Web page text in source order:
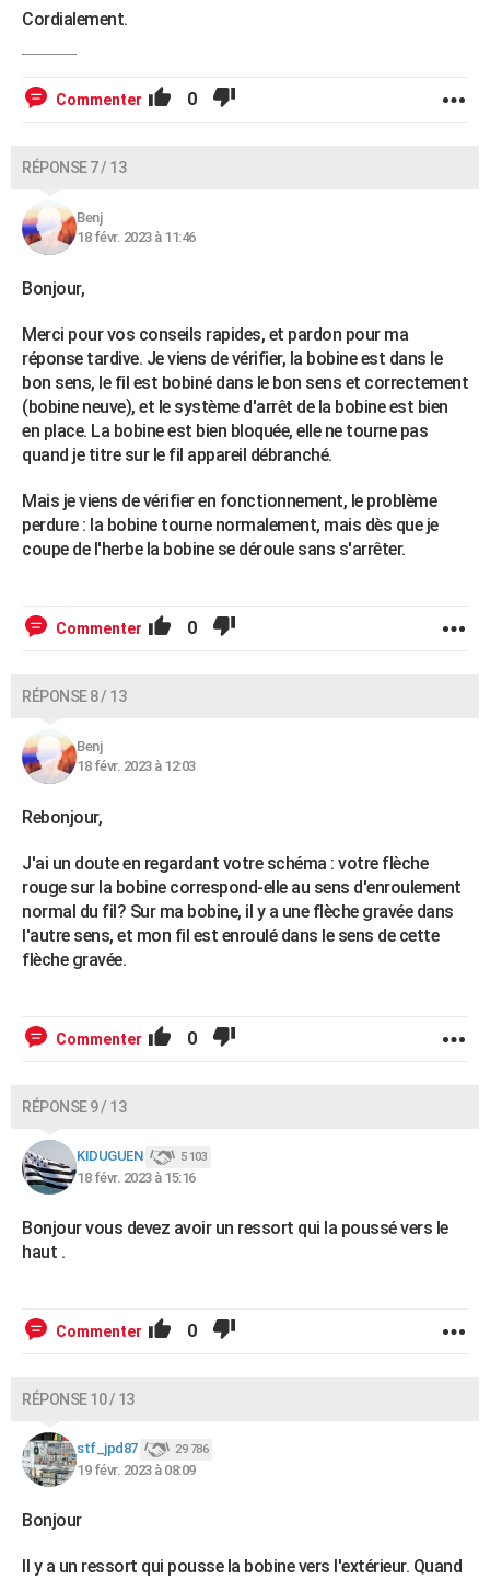
Cordialement.
Commenter 0
RÉPONSE 7 / 13
Benj
18 févr. 2023 à 11:46
Bonjour,
Merci pour vos conseils rapides, et pardon pour ma
réponse tardive. Je viens de vérifier, la bobine est dans le
bon sens, le fil est bobiné dans le bon sens et correctement
(bobine neuve), et le système d'arrêt de la bobine est bien
en place. La bobine est bien bloquée, elle ne tourne pas
quand je titre sur le fil appareil débranché.
Mais je viens de vérifier en fonctionnement, le problème
perdure : la bobine tourne normalement, mais dès que je
coupe de l'herbe la bobine se déroule sans s'arrêter.
Commenter 0
RÉPONSE 8 / 13
Benj
18 févr. 2023 à 12:03
Rebonjour,
J'ai un doute en regardant votre schéma : votre flèche
rouge sur la bobine correspond-elle au sens d'enroulement
normal du fil? Sur ma bobine, il y a une flèche gravée dans
l'autre sens, et mon fil est enroulé dans le sens de cette
flèche gravée.
Commenter 0
RÉPONSE 9 / 13
KIDUGUEN 5 103
18 févr. 2023 à 15:16
Bonjour vous devez avoir un ressort qui la poussé vers le
haut .
Commenter 0
RÉPONSE 10 / 13
stf_jpd87 29 786
19 févr. 2023 à 08:09
Bonjour
Il y a un ressort qui pousse la bobine vers l'extérieur. Quand